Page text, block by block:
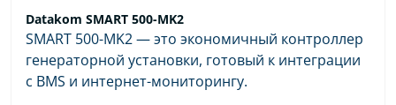
Datakom SMART 500-MK2
SMART 500-MK2 — это экономичный контроллер
генераторной установки, готовый к интеграции
с BMS и интернет-мониторингу.